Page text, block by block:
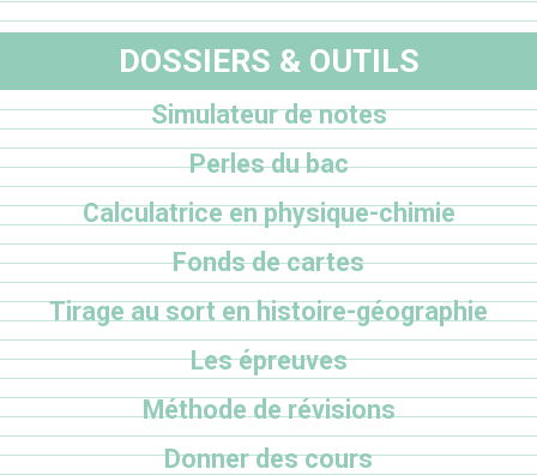
DOSSIERS & OUTILS
Simulateur de notes
Perles du bac
Calculatrice en physique-chimie
Fonds de cartes
Tirage au sort en histoire-géographie
Les épreuves
Méthode de révisions
Donner des cours